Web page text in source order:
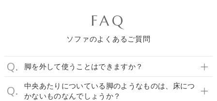
FAQ
ソファのよくあるご質問
脚を外して使うことはできますか？
中央あたりについている脚のようなものは、床につ
かないものなんでしょうか？